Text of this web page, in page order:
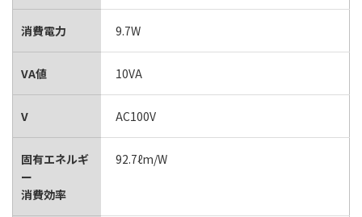
消費電力 9.7W
VA値 10VA
V AC100V
固有エネルギ
ー
消費効率
92.7ℓm/W